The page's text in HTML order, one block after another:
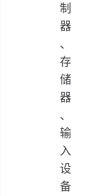
制
器
、
存
储
器
、
输
入
设
备